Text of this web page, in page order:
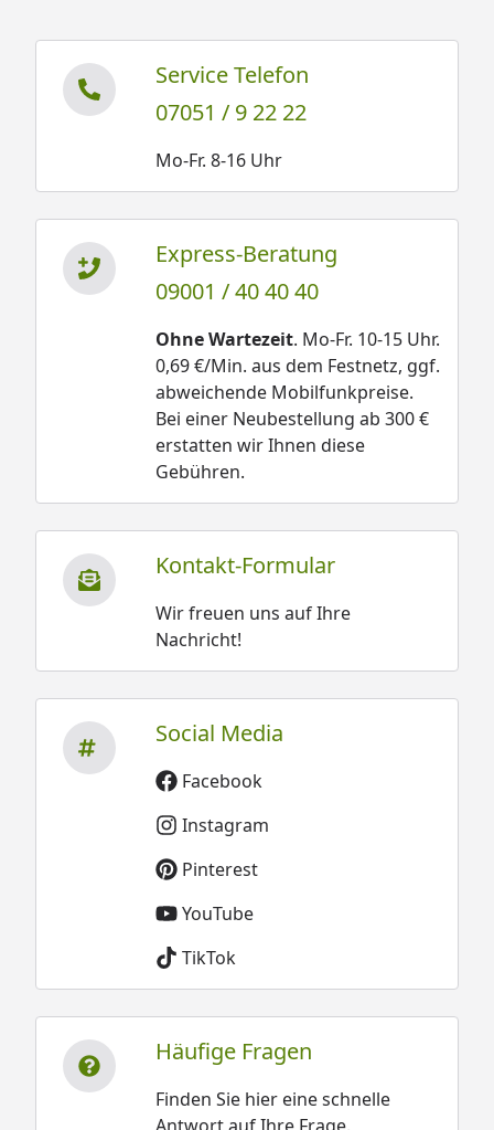
Service Telefon
07051 / 9 22 22
Mo-Fr. 8-16 Uhr
Express-Beratung
09001 / 40 40 40
Ohne Wartezeit. Mo-Fr. 10-15 Uhr.
0,69 €/Min. aus dem Festnetz, ggf.
abweichende Mobilfunkpreise.
Bei einer Neubestellung ab 300 €
erstatten wir Ihnen diese
Gebühren.
Kontakt-Formular
Wir freuen uns auf Ihre
Nachricht!
Social Media
Facebook
Instagram
Pinterest
YouTube
TikTok
Häufige Fragen
Finden Sie hier eine schnelle